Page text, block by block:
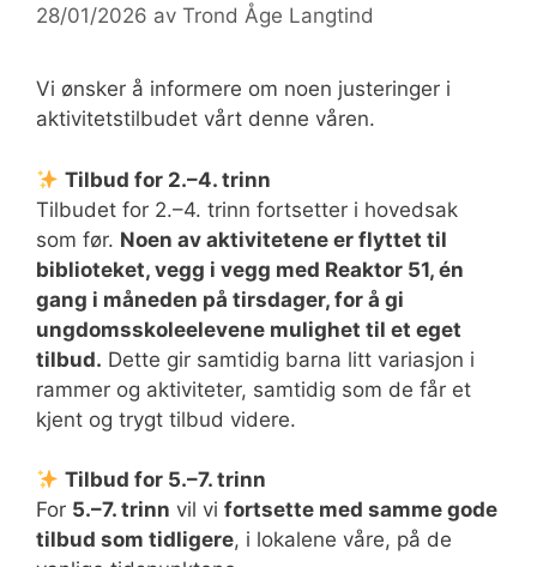
28/01/2026 av Trond Åge Langtind
Vi ønsker å informere om noen justeringer i
aktivitetstilbudet vårt denne våren.
Tilbud for 2.–4. trinn
Tilbudet for 2.–4. trinn fortsetter i hovedsak
som før. Noen av aktivitetene er flyttet til
biblioteket, vegg i vegg med Reaktor 51, én
gang i måneden på tirsdager, for å gi
ungdomsskoleelevene mulighet til et eget
tilbud. Dette gir samtidig barna litt variasjon i
rammer og aktiviteter, samtidig som de får et
kjent og trygt tilbud videre.
Tilbud for 5.–7. trinn
For 5.–7. trinn vil vi fortsette med samme gode
tilbud som tidligere, i lokalene våre, på de